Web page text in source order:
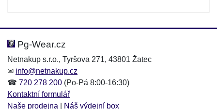
Pg-Wear.cz
Netnakup s.r.o., Tyršova 271, 43801 Žatec
✉ info@netnakup.cz
☎ 720 278 200 (Po-Pá 8:00-16:30)
Kontaktní formulář
Naše prodejna
Náš výdejní box